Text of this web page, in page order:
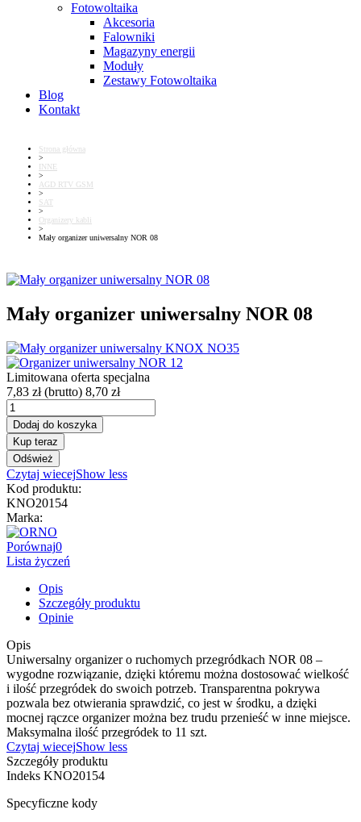
Fotowoltaika
Akcesoria
Falowniki
Magazyny energii
Moduły
Zestawy Fotowoltaika
Blog
Kontakt
Strona główna
>
INNE
>
AGD RTV GSM
>
SAT
>
Organizery kabli
>
Mały organizer uniwersalny NOR 08
Mały organizer uniwersalny NOR 08
Limitowana oferta specjalna
7,83 zł (brutto) 8,70 zł
Dodaj do koszyka
Kup teraz
Czytaj wiecejShow less
Kod produktu:
KNO20154
Marka:
Porównaj0
Lista życzeń
Opis
Szczegóły produktu
Opinie
Opis
Uniwersalny organizer o ruchomych przegródkach NOR 08 –
wygodne rozwiązanie, dzięki któremu można dostosować wielkość
i ilość przegródek do swoich potrzeb. Transparentna pokrywa
pozwala bez otwierania sprawdzić, co jest w środku, a dzięki
mocnej rączce organizer można bez trudu przenieść w inne miejsce.
Maksymalna ilość przegródek to 11 szt.
Czytaj wiecejShow less
Szczegóły produktu
Indeks KNO20154
Specyficzne kody